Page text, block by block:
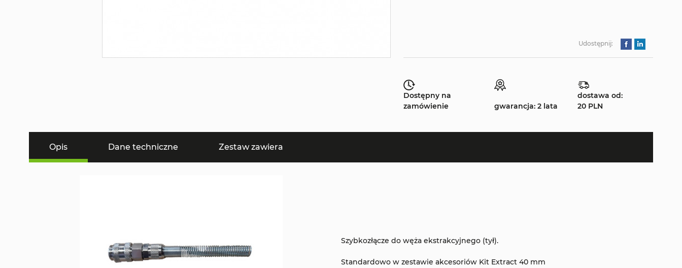
Udostępnij:
Dostępny na
zamówienie
gwarancja: 2 lata
dostawa od:
20 PLN
Opis Dane techniczne Zestaw zawiera
Szybkozłącze do węża ekstrakcyjnego (tył).
Standardowo w zestawie akcesoriów Kit Extract 40 mm